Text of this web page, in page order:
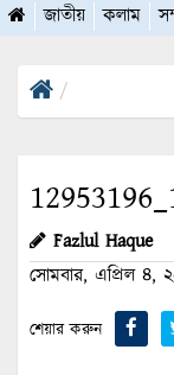
জাতীয় কলাম
Fazlul Haque
সোমবার, এপ্রিল ৪,
শেয়ার করুন